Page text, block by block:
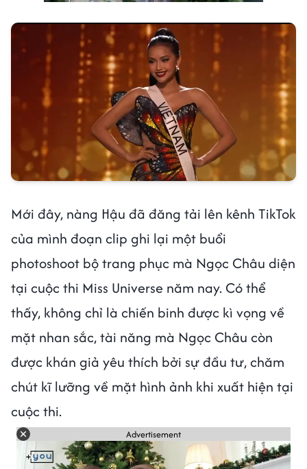
Mới đây, nàng Hậu đã đăng tải lên kênh TikTok
của mình đoạn clip ghi lại một buổi
photoshoot bộ trang phục mà Ngọc Châu diện
tại cuộc thi Miss Universe năm nay. Có thể
thấy, không chỉ là chiến binh được kì vọng về
mặt nhan sắc, tài năng mà Ngọc Châu còn
được khán giả yêu thích bởi sự đầu tư, chăm
chút kĩ lưỡng về mặt hình ảnh khi xuất hiện tại
cuộc thi.
Advertisement